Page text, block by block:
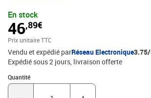
apporte une vibe classique qui réchauffe
have pour ceux qui aiment allier élégance et
Entièrement fabriquée en bois de pin massif,
offre une texture robuste et naturelle qui
qualité de fabrication apporte chaleur et
plusieurs styles de déco, promettant beauté et
temps.Composants : La table, incluant son
son dos, tous en bois de pin massif, garantit un
En stock
46,89€
Prix unitaire TTC
Vendu et expédié parRéseau Electronique
Expédié sous 2 jours livraison offerte
Quantité
Quantité : 1